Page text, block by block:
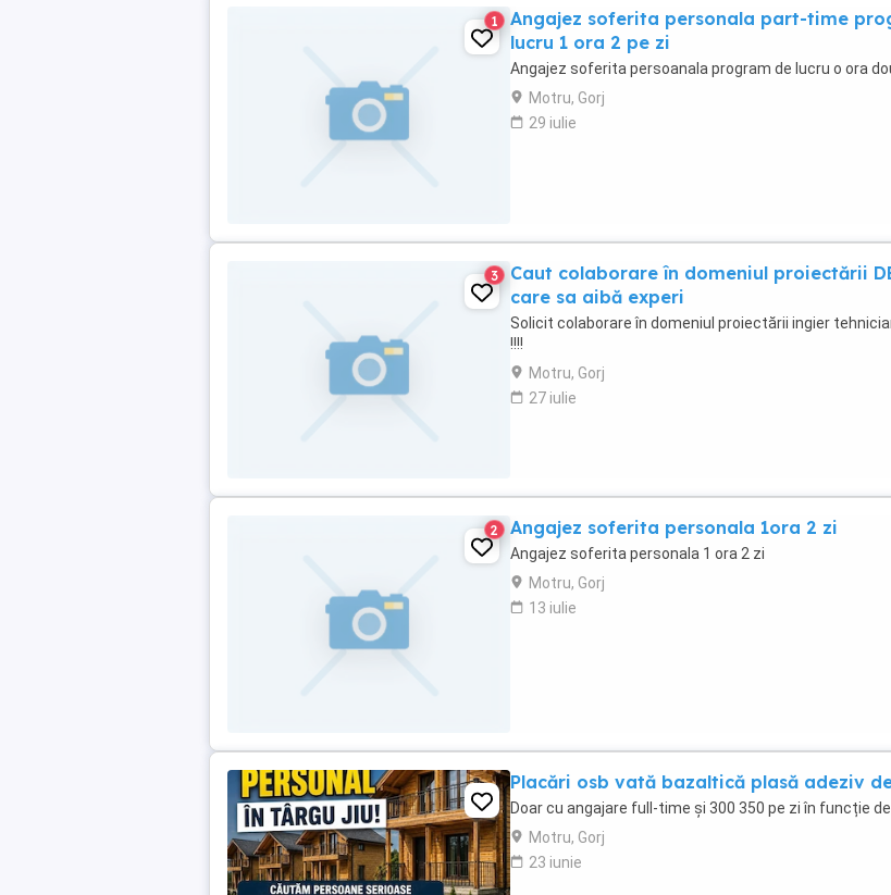
1
Angajez soferita personala part-time
lucru 1 ora 2 pe zi
Angajez soferita persoanala program de lucru o ora
Motru, Gorj
29 iulie
3
Caut colaborare în domeniul proiectării
care sa aibă experi
Solicit colaborare în domeniul proiectării ingier
!!!!
Motru, Gorj
27 iulie
2 Angajez soferita personala 1ora 2 zi
Angajez soferita personala 1 ora 2 zi
Motru, Gorj
13 iulie
Placări osb vată bazaltică plasă adeziv
Doar cu angajare full-time și 300 350 pe zi în funcție de
Motru, Gorj
23 iunie